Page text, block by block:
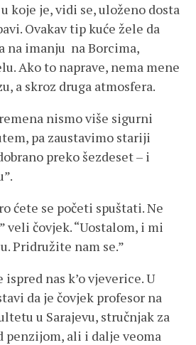
koje je, vidi se, uloženo dosta
Ovakav tip kuće žele da
na imanju na Borcima,
Ako to naprave, nema mene
a skroz druga atmosfera.
nismo više sigurni
pa zaustavimo stariji
preko šezdeset – i
ćete se početi spuštati. Ne
veli čovjek. “Uostalom, i mi
Pridružite nam se.”
nas k’o vjeverice. U
da je čovjek profesor na
u Sarajevu, stručnjak za
penzijom, ali i dalje veoma